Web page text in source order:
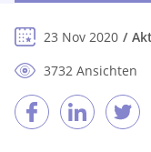
23 Nov 2020
3732 Ansichten